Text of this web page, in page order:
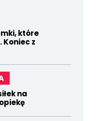
które
Koniec z
na